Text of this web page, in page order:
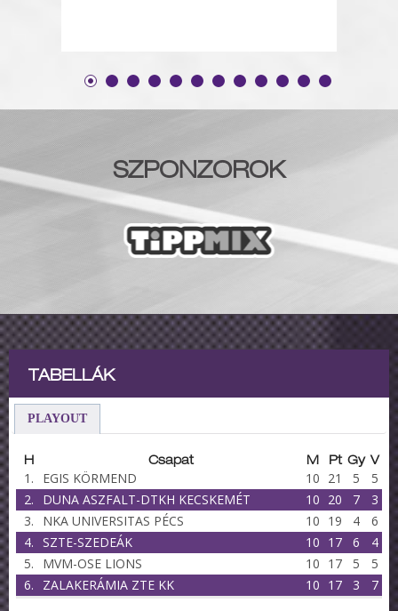
SZPONZOROK
TABELLÁK
PLAYOUT
H Csapat M Pt Gy V
1. EGIS KÖRMEND 10 21 5
5
2.
DUNA ASZFALT-DTKH KECSKEMÉT 10 20 7
3
3.
NKA UNIVERSITAS PÉCS 10 19 4
6
4. SZTE-SZEDEÁK 10 17 6
4
5.
MVM-OSE LIONS 10 17 5
5
6.
ZALAKERÁMIA ZTE KK 10 17 3 7